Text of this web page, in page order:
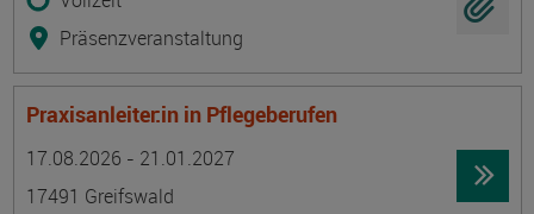
Präsenzveranstaltung
Praxisanleiter:in in Pflegeberufen
17.08.2026 - 21.01.2027
17491 Greifswald